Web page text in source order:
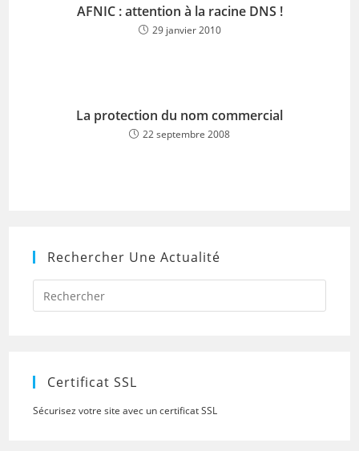
AFNIC : attention à la racine DNS !
29 janvier 2010
La protection du nom commercial
22 septembre 2008
Rechercher Une Actualité
Press
to
Certificat SSL
Sécurisez votre site avec un certificat SSL